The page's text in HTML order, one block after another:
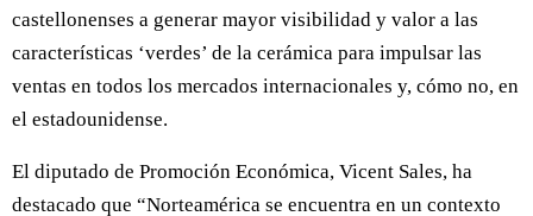
castellonenses a generar mayor visibilidad y valor a las
características ‘verdes’ de la cerámica para impulsar las
ventas en todos los mercados internacionales y, cómo no, en
el estadounidense.
El diputado de Promoción Económica, Vicent Sales, ha
destacado que “Norteamérica se encuentra en un contexto